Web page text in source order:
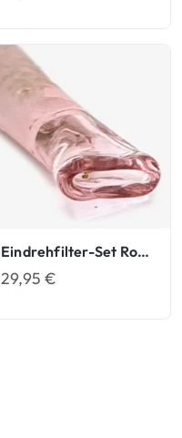
Eindrehfilter-Set Rosa Glasfilter Eindreh-Filter
29,95€